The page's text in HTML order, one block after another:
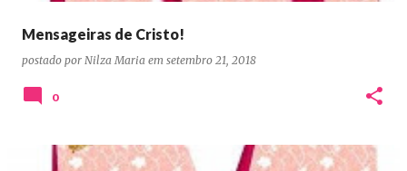
Mensageiras de Cristo!
postado por Nilza Maria em setembro 21, 2018
0